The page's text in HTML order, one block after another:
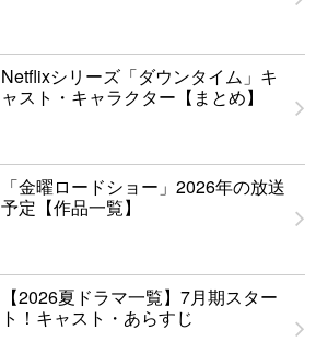
Netflixシリーズ「ダウンタイム」キ
ャスト・キャラクター【まとめ】
「金曜ロードショー」2026年の放送
予定【作品一覧】
【2026夏ドラマ一覧】7月期スター
ト！キャスト・あらすじ